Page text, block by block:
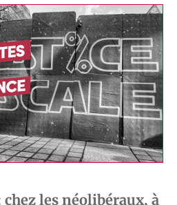
chez les néolibéraux, à